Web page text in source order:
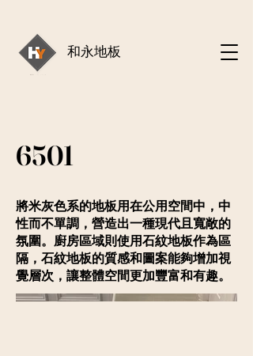
和永地板
6501
將米灰色系的地板用在公用空間中，中
性而不單調，營造出一種現代且寬敞的
氛圍。廚房區域則使用石紋地板作為區
隔，石紋地板的質感和圖案能夠增加視
覺層次，讓整體空間更加豐富和有趣。